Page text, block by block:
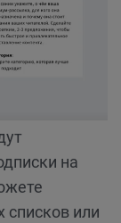
на
или